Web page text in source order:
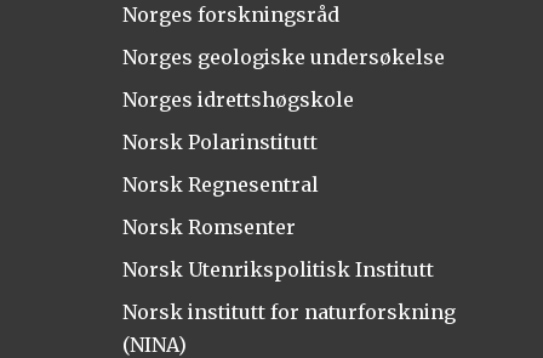
Norges forskningsråd
Norges geologiske undersøkelse
Norges idrettshøgskole
Norsk Polarinstitutt
Norsk Regnesentral
Norsk Romsenter
Norsk Utenrikspolitisk Institutt
Norsk institutt for naturforskning
(NINA)